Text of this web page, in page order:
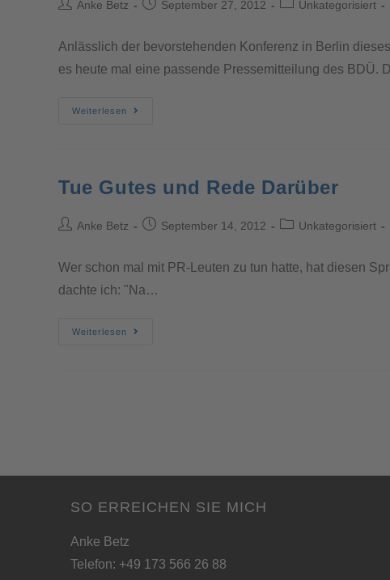
Anke Betz September 27, 2012 Unkategorisiert
Anlässlich der bevorstehenden Konferenz in Berlin
es heute mal eine passende Pressemitteilung des BDÜ.
Weiterlesen
Tue Gutes und Rede Darüber
Anke Betz September 14, 2012 Unkategorisiert
Wer schon mal mit PR-Leuten zu tun hatte, hat diesen
dachte ich: "Na…
Weiterlesen
SO ERREICHEN SIE MICH
Anke Betz
Telefon: +49 173 566 26 88